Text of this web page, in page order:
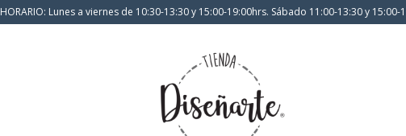
HORARIO: Lunes a viernes de 10:30-13:30 y 15:00-19:00hrs. Sábado 11:00-13:30 y 15:00-